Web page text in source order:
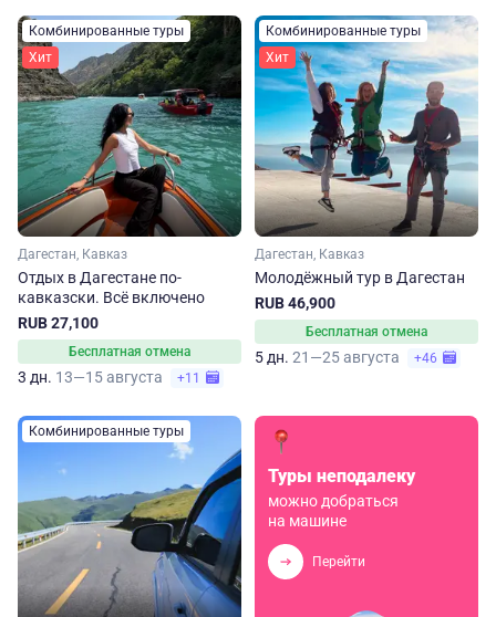
Комбинированные туры
Хит
Дагестан, Кавказ
Отдых в Дагестане по-
кавказски. Всё включено
RUB 27,100
Бесплатная отмена
3 дн. 13—15 августа +11
Комбинированные туры
Хит
Дагестан, Кавказ
Молодёжный тур в Дагестан
RUB 46,900
Бесплатная отмена
5 дн. 21—25 августа +46
Комбинированные туры
Туры неподалеку
можно добраться
на машине
Перейти